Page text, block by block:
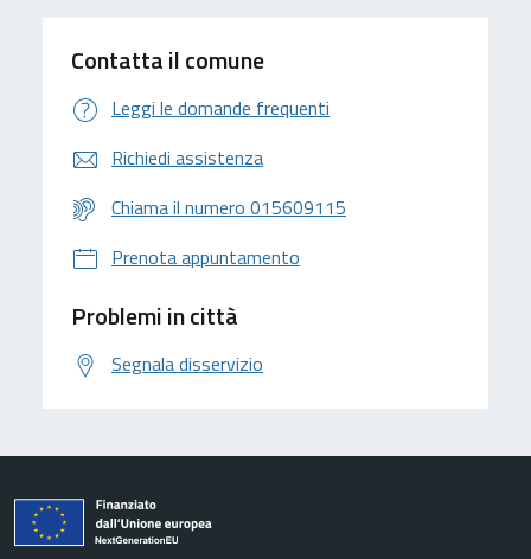
Contatta il comune
Leggi le domande frequenti
Richiedi assistenza
Chiama il numero 015609115
Prenota appuntamento
Problemi in città
Segnala disservizio